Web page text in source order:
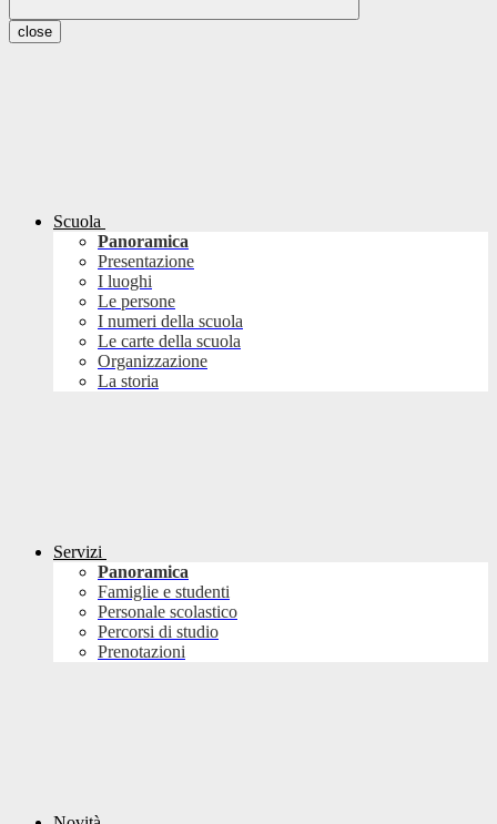
close
Scuola
Panoramica
Presentazione
I luoghi
Le persone
I numeri della scuola
Le carte della scuola
Organizzazione
La storia
Servizi
Panoramica
Famiglie e studenti
Personale scolastico
Percorsi di studio
Prenotazioni